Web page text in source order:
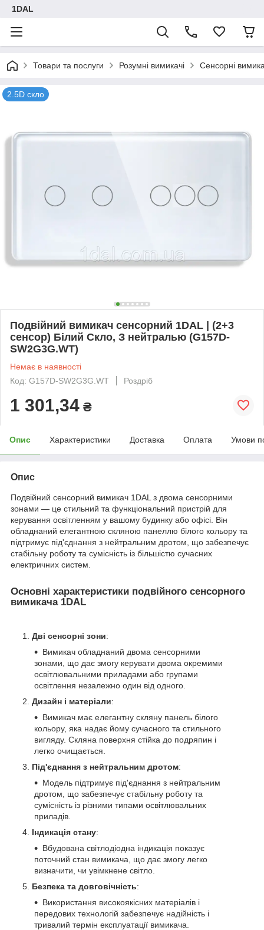
1DAL
Товари та послуги Розумні вимикачі Сенсорні
2.5D скло
Подвійний вимикач сенсорний 1DAL | (2+3
сенсор) Білий Скло, З нейтралью (G157D-
SW2G3G.WT)
Немає в наявності
Код: G157D-SW2G3G.WT
Роздріб
1 301,34 ₴
Опис Характеристики Доставка Оплата Умови
Опис
Подвійний сенсорний вимикач 1DAL з двома сенсорними
зонами — це стильний та функціональний пристрій для
керування освітленням у вашому будинку або офісі. Він
обладнаний елегантною скляною панеллю білого кольору та
підтримує під'єднання з нейтральним дротом, що забезпечує
стабільну роботу та сумісність із більшістю сучасних
електричних систем.
Основні характеристики подвійного сенсорного
вимикача 1DAL
Дві сенсорні зони:
Вимикач обладнаний двома сенсорними
зонами, що дає змогу керувати двома окремими
освітлювальними приладами або групами
освітлення незалежно один від одного.
Дизайн і матеріали:
Вимикач має елегантну скляну панель білого
кольору, яка надає йому сучасного та стильного
вигляду. Скляна поверхня стійка до подряпин і
легко очищається.
Під'єднання з нейтральним дротом:
Модель підтримує під'єднання з нейтральним
дротом, що забезпечує стабільну роботу та
сумісність із різними типами освітлювальних
приладів.
Індикація стану:
Вбудована світлодіодна індикація показує
поточний стан вимикача, що дає змогу легко
визначити, чи увімкнене світло.
Безпека та довговічність:
Використання високоякісних матеріалів і
передових технологій забезпечує надійність і
тривалий термін експлуатації вимикача.